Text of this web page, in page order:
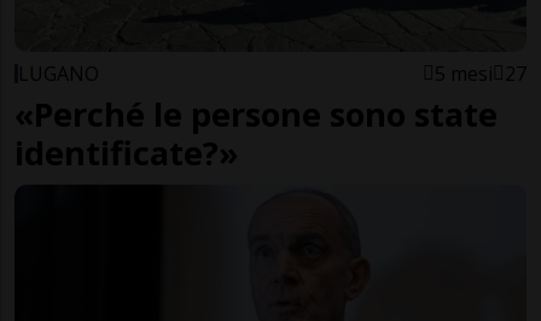
LUGANO 5 mesi 27
«Perché le persone sono state
identificate?»